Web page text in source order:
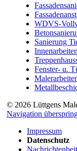
WDVS-
Sanierung
Innenarbeiten
Fenster- u.
© 2026 Lüttgens
Navigation
Impressum
Datenschutz